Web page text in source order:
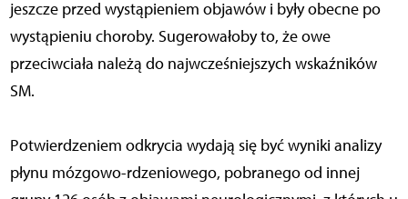
jeszcze przed wystąpieniem objawów i były obecne po
wystąpieniu choroby. Sugerowałoby to, że owe
przeciwciała należą do najwcześniejszych wskaźników
SM.
Potwierdzeniem odkrycia wydają się być wyniki analizy
płynu mózgowo-rdzeniowego, pobranego od innej